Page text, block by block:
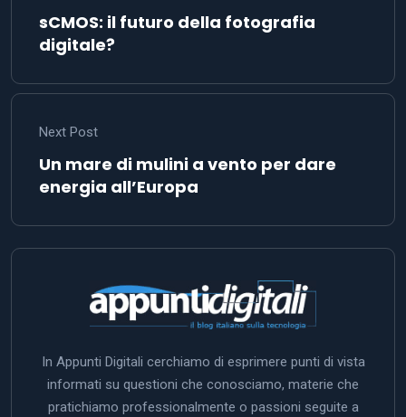
sCMOS: il futuro della fotografia
digitale?
Next Post
Un mare di mulini a vento per dare
energia all’Europa
In Appunti Digitali cerchiamo di esprimere punti di vista
informati su questioni che conosciamo, materie che
pratichiamo professionalmente o passioni seguite a